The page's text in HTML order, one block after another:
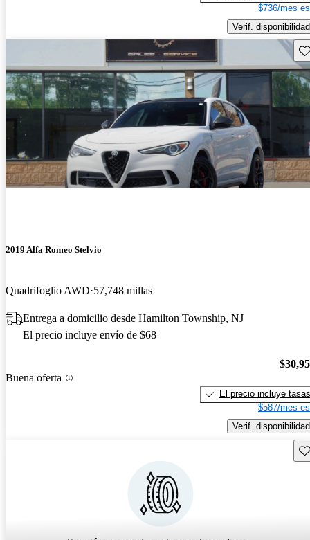
$736/mes
Verif. disponibilidad
2019 Alfa Romeo Stelvio
Quadrifoglio AWD 57,748 millas
Entrega a domicilio desde Hamilton Township, NJ
El precio incluye envío de $68
Buena oferta
El precio incluye tasas
$587/mes
Verif. disponibilidad